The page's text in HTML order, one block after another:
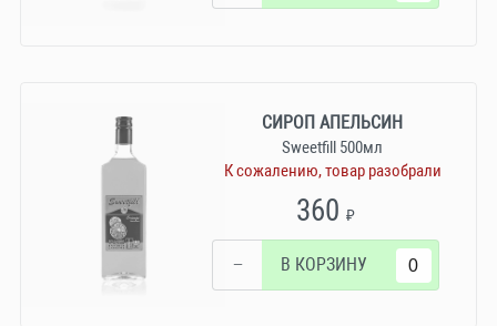
СИРОП АПЕЛЬСИН
Sweetfill 500мл
К сожалению, товар разобрали
360₽
− В КОРЗИНУ